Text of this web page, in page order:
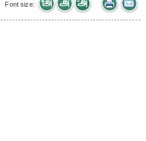
Font size: